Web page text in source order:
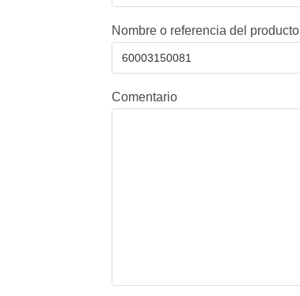
Nombre o referencia del producto
Comentario